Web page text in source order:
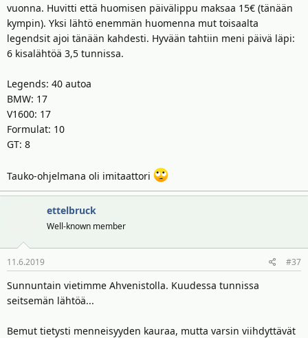
vuonna. Huvitti että huomisen päivälippu maksaa 15€ (tänään
kympin). Yksi lähtö enemmän huomenna mut toisaalta
legendsit ajoi tänään kahdesti. Hyvään tahtiin meni päivä läpi:
6 kisalähtöä 3,5 tunnissa.
Legends: 40 autoa
BMW: 17
V1600: 17
Formulat: 10
GT: 8
Tauko-ohjelmana oli imitaattori
ettelbruck
Well-known member
11.6.2019 #37
Sunnuntain vietimme Ahvenistolla. Kuudessa tunnissa
seitsemän lähtöä...
Bemut tietysti menneisyyden kauraa, mutta varsin viihdyttävät